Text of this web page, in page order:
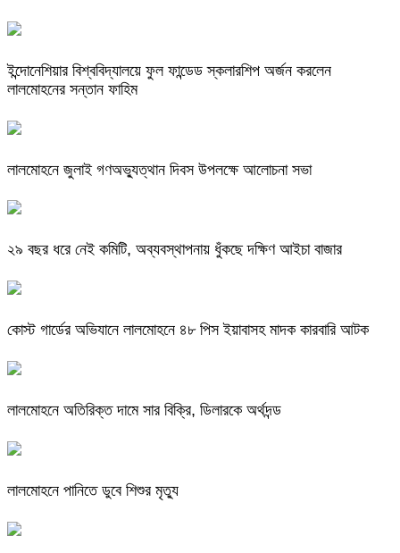
ইন্দোনেশিয়ার বিশ্ববিদ্যালয়ে ফুল ফান্ডেড স্কলারশিপ অর্জন করলেন
লালমোহনের সন্তান ফাহিম
লালমোহনে জুলাই গণঅভ্যুত্থান দিবস উপলক্ষে আলোচনা সভা
২৯ বছর ধরে নেই কমিটি, অব্যবস্থাপনায় ধুঁকছে দক্ষিণ আইচা বাজার
কোস্ট গার্ডের অভিযানে লালমোহনে ৪৮ পিস ইয়াবাসহ মাদক কারবারি আটক
লালমোহনে অতিরিক্ত দামে সার বিক্রি, ডিলারকে অর্থদন্ড
লালমোহনে পানিতে ডুবে শিশুর মৃত্যু